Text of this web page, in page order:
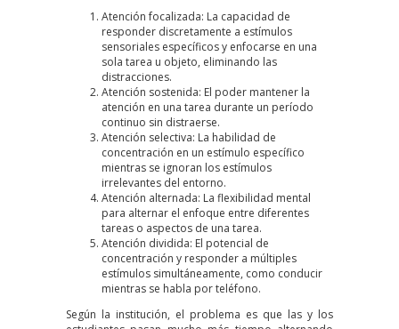
Atención focalizada: La capacidad de
responder discretamente a estímulos
sensoriales específicos y enfocarse en una
sola tarea u objeto, eliminando las
distracciones.
Atención sostenida: El poder mantener la
atención en una tarea durante un período
continuo sin distraerse.
Atención selectiva: La habilidad de
concentración en un estímulo específico
mientras se ignoran los estímulos
irrelevantes del entorno.
Atención alternada: La flexibilidad mental
para alternar el enfoque entre diferentes
tareas o aspectos de una tarea.
Atención dividida: El potencial de
concentración y responder a múltiples
estímulos simultáneamente, como conducir
mientras se habla por teléfono.
Según la institución, el problema es que las y los